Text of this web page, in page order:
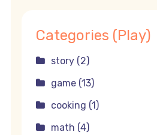
Categories (Play)
story (2)
game (13)
cooking (1)
math (4)